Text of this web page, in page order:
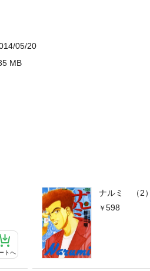
トへ
ナルミ （2）
598
05/20
MB